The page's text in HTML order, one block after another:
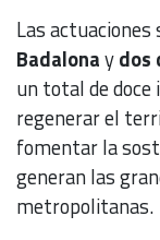
Las
Badalonaydos
un total de
regenerar el
fomentar la
generan las
metropolitanas.